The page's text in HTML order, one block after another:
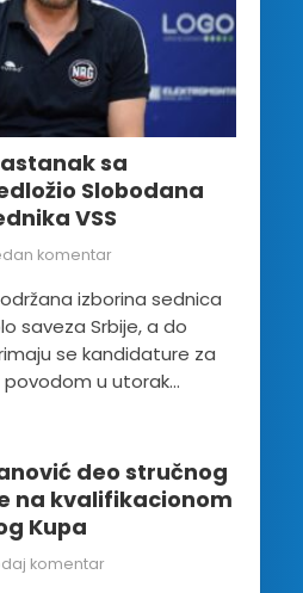
sa
Slobodana
VSS
komentar
izborina sednica
saveza Srbije, a do
se kandidature za
u utorak...
deo stručnog
na kvalifikacionom
Kupa
komentar